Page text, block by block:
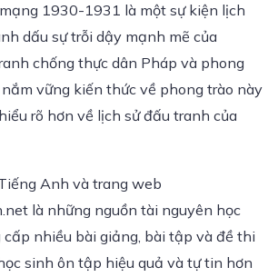
1930-1931 là một sự kiện lịch
dấu sự trỗi dậy mạnh mẽ của
chống thực dân Pháp và phong
vững kiến thức về phong trào này
rõ hơn về lịch sử đấu tranh của
Anh và trang web
là những nguồn tài nguyên học
cấp nhiều bài giảng, bài tập và đề thi
sinh ôn tập hiệu quả và tự tin hơn